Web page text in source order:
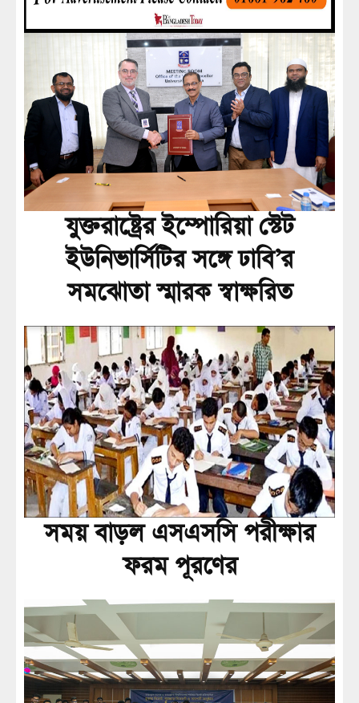
যুক্তরাষ্ট্রের ইম্পোরিয়া স্টেট
ইউনিভার্সিটির সঙ্গে ঢাবি’র
সমঝোতা স্মারক স্বাক্ষরিত
সময় বাড়ল এসএসসি পরীক্ষার
ফরম পূরণের